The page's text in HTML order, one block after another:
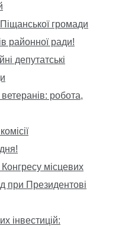
громади
районної ради!
депутатські
робота,
місцевих
при Президентові
інвестицій: